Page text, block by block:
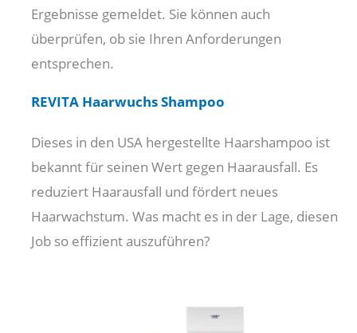
Ergebnisse gemeldet. Sie können auch
überprüfen, ob sie Ihren Anforderungen
entsprechen.
REVITA Haarwuchs Shampoo
Dieses in den USA hergestellte Haarshampoo ist
bekannt für seinen Wert gegen Haarausfall. Es
reduziert Haarausfall und fördert neues
Haarwachstum. Was macht es in der Lage, diesen
Job so effizient auszuführen?